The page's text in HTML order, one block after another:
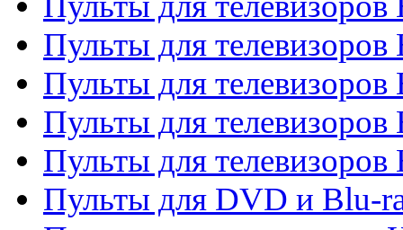
Пульты для телевизоров
Пульты для телевизоров
Пульты для телевизоров
Пульты для телевизоров
Пульты для DVD и Blu-